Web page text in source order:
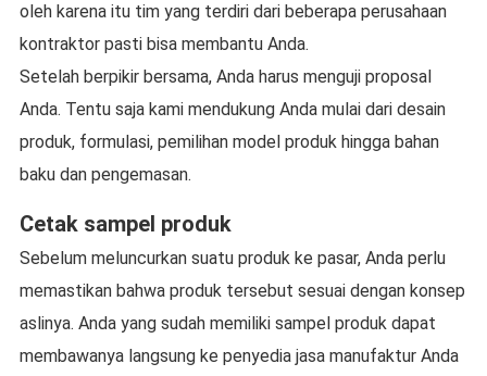
oleh karena itu tim yang terdiri dari beberapa perusahaan
kontraktor pasti bisa membantu Anda.
Setelah berpikir bersama, Anda harus menguji proposal
Anda. Tentu saja kami mendukung Anda mulai dari desain
produk, formulasi, pemilihan model produk hingga bahan
baku dan pengemasan.
Cetak sampel produk
Sebelum meluncurkan suatu produk ke pasar, Anda perlu
memastikan bahwa produk tersebut sesuai dengan konsep
aslinya. Anda yang sudah memiliki sampel produk dapat
membawanya langsung ke penyedia jasa manufaktur Anda